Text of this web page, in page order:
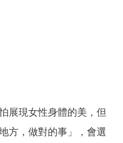
展現女性身體的美，但
方，做對的事」，會選